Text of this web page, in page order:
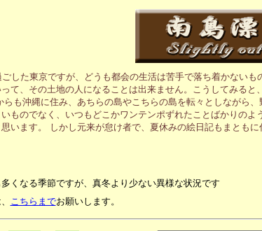
した東京ですが、どうも都会の生活は苦手で落ち着かない
て、その土地の人になることは出来ません。こうしてみる
らも沖縄に住み、あちらの島やこちらの島を転々としながら
ものでなく、いつもどこかワンテンポずれたことばかりの
います。 しかし元来が怠け者で、夏休みの絵日記もまとも
くなる季節ですが、真冬より少ない異様な状況です
こちらまでお願いします。